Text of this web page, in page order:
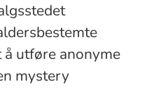
utføre anonyme
mystery